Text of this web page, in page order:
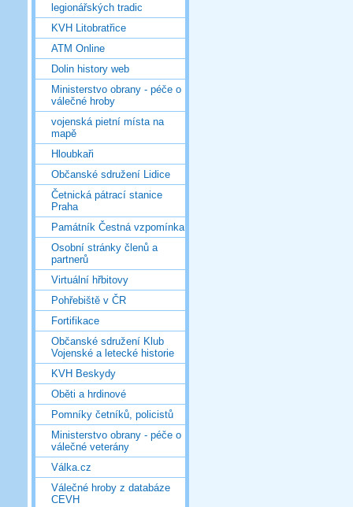
legionářských tradic
KVH Litobratřice
ATM Online
Dolin history web
Ministerstvo obrany - péče o
válečné hroby
vojenská pietní místa na
mapě
Hloubkaři
Občanské sdružení Lidice
Četnická pátrací stanice
Praha
Památník Čestná vzpomínka
Osobní stránky členů a
partnerů
Virtuální hřbitovy
Pohřebiště v ČR
Fortifikace
Občanské sdružení Klub
Vojenské a letecké historie
KVH Beskydy
Oběti a hrdinové
Pomníky četníků, policistů
Ministerstvo obrany - péče o
válečné veterány
Válka.cz
Válečné hroby z databáze
CEVH